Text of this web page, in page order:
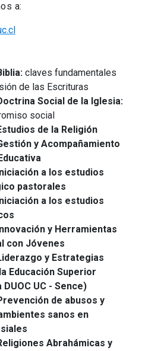
a:
claves fundamentales
de las Escrituras
Social de la Iglesia:
social
de la Religión
y Acompañamiento
a los estudios
pastorales
a los estudios
y Herramientas
con Jóvenes
y Estrategias
Educación Superior
UC - Sence)
de abusos y
sanos en
Abrahámicas y